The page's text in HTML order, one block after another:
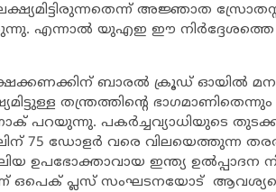
അജ്ഞാത
എന്നാല്‍ യുഎഇ ഈ
ബാരല്‍ ക്രൂഡ് ഓയില്‍
തന്ത്രത്തിന്റെ
പറയുന്നു. പകര്‍ച്ചവ്യാധിയുടെ
75 ഡോളര്‍ വരെ വിലയെത്തുന്ന
ഉപഭോക്താവായ ഇന്ത്യ ഉല്‍പ്പാദന
പ്ലസ് സംഘടനയോട്